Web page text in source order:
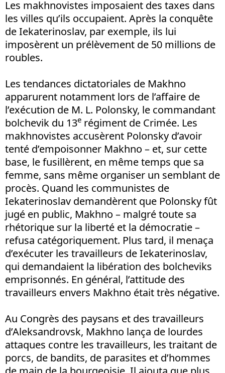
Les makhnovistes imposaient des taxes dans
les villes qu’ils occupaient. Après la conquête
de Iekaterinoslav, par exemple, ils lui
imposèrent un prélèvement de 50 millions de
roubles.
Les tendances dictatoriales de Makhno
apparurent notamment lors de l’affaire de
l’exécution de M. L. Polonsky, le commandant
bolchevik du 13e régiment de Crimée. Les
makhnovistes accusèrent Polonsky d’avoir
tenté d’empoisonner Makhno – et, sur cette
base, le fusillèrent, en même temps que sa
femme, sans même organiser un semblant de
procès. Quand les communistes de
Iekaterinoslav demandèrent que Polonsky fût
jugé en public, Makhno – malgré toute sa
rhétorique sur la liberté et la démocratie –
refusa catégoriquement. Plus tard, il menaça
d’exécuter les travailleurs de Iekaterinoslav,
qui demandaient la libération des bolcheviks
emprisonnés. En général, l’attitude des
travailleurs envers Makhno était très négative.
Au Congrès des paysans et des travailleurs
d’Aleksandrovsk, Makhno lança de lourdes
attaques contre les travailleurs, les traitant de
porcs, de bandits, de parasites et d’hommes